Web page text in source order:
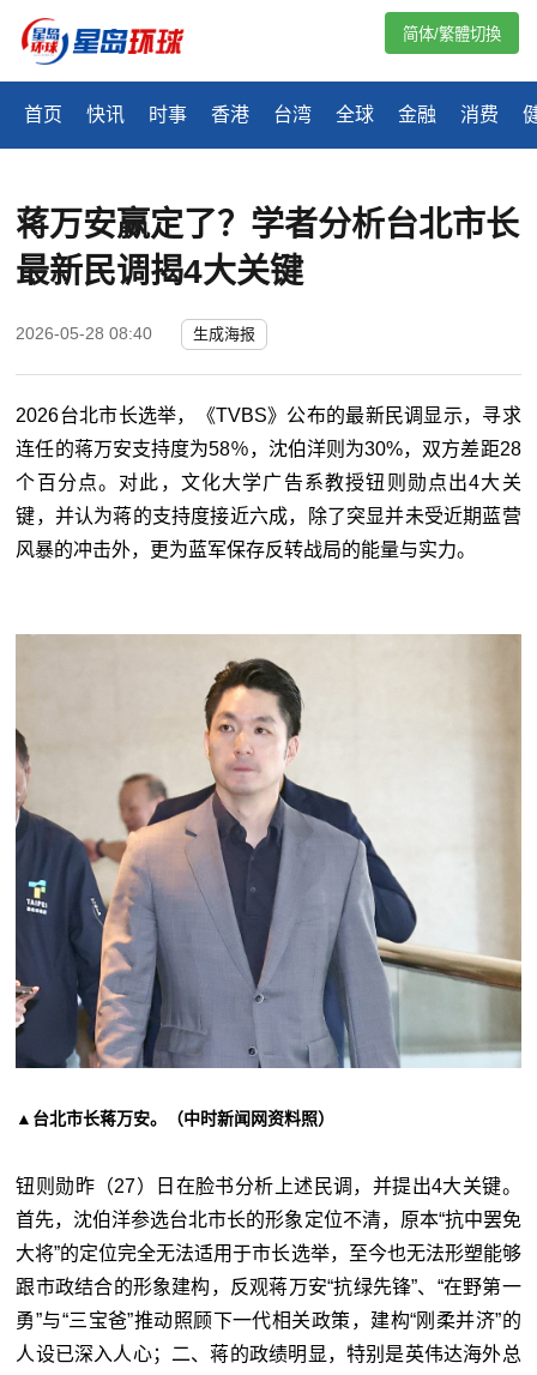
首页 快讯 时事 香港 台湾 全球 金融 消费
简体/繁體切換
蒋万安赢定了？学者分析台北市长
最新民调揭4大关键
2026-05-28 08:40 生成海报
2026台北市长选举，《TVBS》公布的最新民调显示，寻求
连任的蒋万安支持度为58％，沈伯洋则为30%，双方差距28
个百分点。对此，文化大学广告系教授钮则勋点出4大关
键，并认为蒋的支持度接近六成，除了突显并未受近期蓝营
风暴的冲击外，更为蓝军保存反转战局的能量与实力。
▲台北市长蒋万安。（中时新闻网资料照）
钮则勋昨（27）日在脸书分析上述民调，并提出4大关键。
首先，沈伯洋参选台北市长的形象定位不清，原本“抗中罢免
大将”的定位完全无法适用于市长选举，至今也无法形塑能够
跟市政结合的形象建构，反观蒋万安“抗绿先锋”、“在野第一
勇”与“三宝爸”推动照顾下一代相关政策，建构“刚柔并济”的
人设已深入人心；二、蒋的政绩明显，特别是英伟达海外总